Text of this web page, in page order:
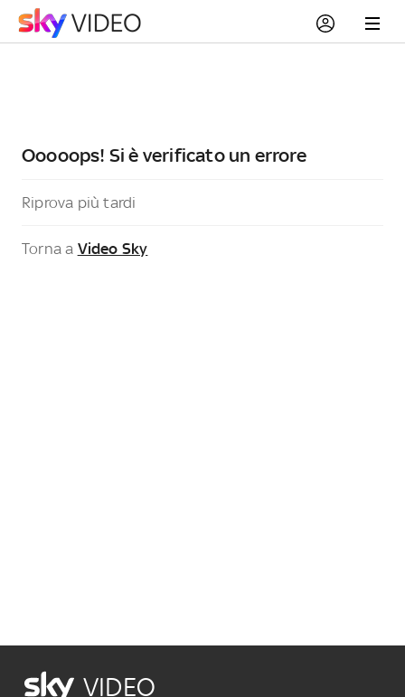
Ooooops! Si è verificato un errore
Riprova più tardi
Torna a Video Sky
VIDEO